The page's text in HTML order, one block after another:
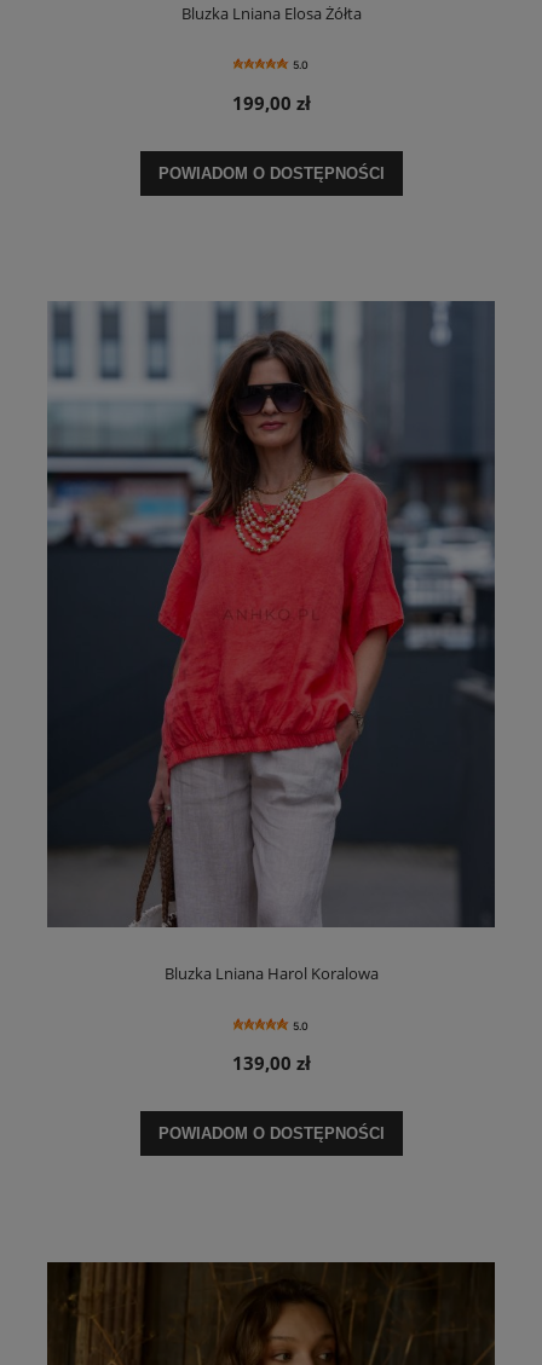
Bluzka Lniana Elosa Żółta
5.0
199,00 zł
POWIADOM O DOSTĘPNOŚCI
Bluzka Lniana Harol Koralowa
5.0
139,00 zł
POWIADOM O DOSTĘPNOŚCI